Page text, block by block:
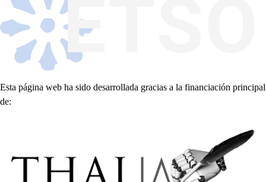
Esta página web ha sido desarrollada gracias a la financiación principal
de: